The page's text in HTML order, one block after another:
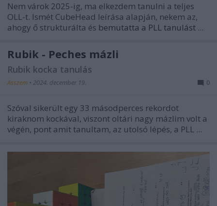
Nem várok 2025-ig, ma elkezdem tanulni a teljes
OLL-t. Ismét CubeHead leírása alapján, nekem az,
ahogy ő strukturálta és bemutatta a PLL tanulást ...
Rubik - Peches mázli
Rubik kocka tanulás
Asszem • 2024. december 19. 0
Szóval sikerült egy 33 másodperces rekordot
kiraknom kockával, viszont oltári nagy mázlim volt a
végén, pont amit tanultam, az utolsó lépés, a PLL ...